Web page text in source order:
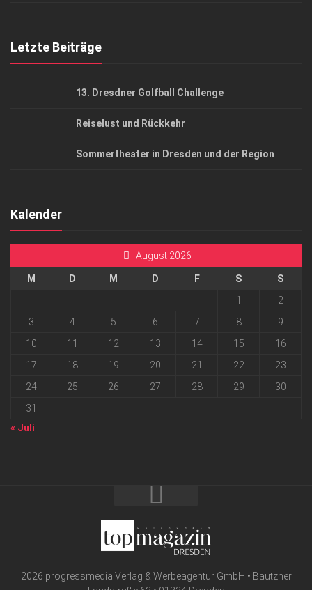
Letzte Beiträge
13. Dresdner Golfball Challenge
Reiselust und Rückkehr
Sommertheater in Dresden und der Region
Kalender
August 2026
M D M D F S
S
1
2
3
4 5 6 7 8
9
10
11 12 13 14 15
16
17
18 19 20 21 22
23
24
25 26 27 28 29
30
31
« Juli
2026 progressmedia Verlag & Werbeagentur GmbH • Bautzner